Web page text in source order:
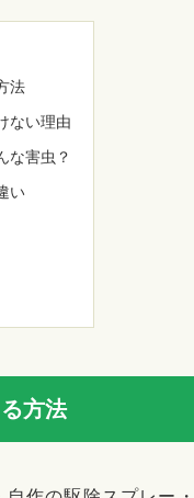
法
ない理由
な害虫？
い
方法